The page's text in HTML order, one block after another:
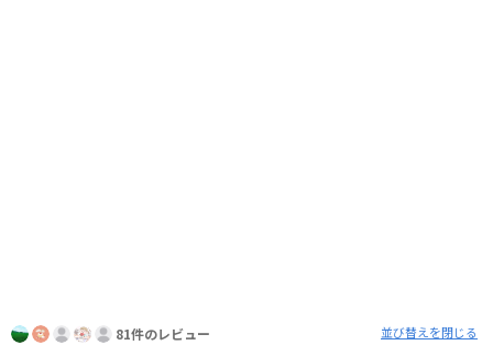
81件のレビュー 並び替えを閉じる